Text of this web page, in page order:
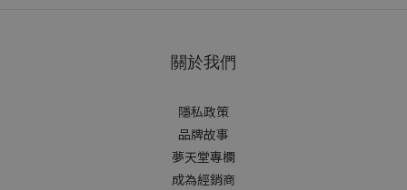
關於我們
隱私政策
品牌故事
夢天堂專欄
成為經銷商